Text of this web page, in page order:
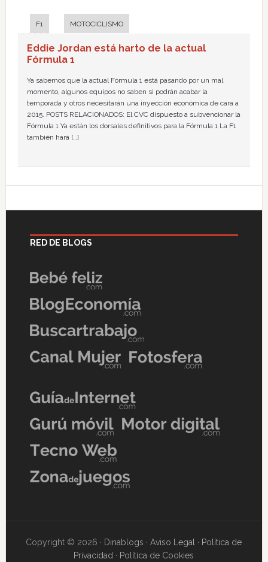
F1 MOTOCICLISMO
Eddie Jordan está harto de la actual
Fórmula 1
Ya sabemos que la actual Fórmula 1 está pasando por un mal
momento, algunos equipos no saben si podrán acabar la
temporada y otros necesitarán una inyección económica de cara a
2015. POSTS RELACIONADOS: El CVC dispuesto a subvencionar la
Fórmula 1 Ya están los dorsales definitivos para la Fórmula 1 La F1
también hará […]
RED DE BLOGS
Copyright © 2026 · Dinablogs ·Aviso Legal · Política de
Privacidad · Política de Cookies